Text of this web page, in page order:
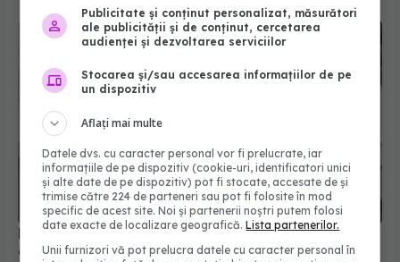
Primele 1.000 de zile ar putea decide sănătatea
creierului pentru întreaga viață
Publicitate și conținut personalizat, măsurători
ale publicității și de conținut, cercetarea
audienței și dezvoltarea serviciilor
Stocarea și/sau accesarea informațiilor de pe
un dispozitiv
Aflați mai multe
Datele dvs. cu caracter personal vor fi prelucrate, iar
informațiile de pe dispozitiv (cookie-uri, identificatori unici
și alte date de pe dispozitiv) pot fi stocate, accesate de și
trimise către 224 de parteneri sau pot fi folosite în mod
specific de acest site. Noi și partenerii noștri putem folosi
date exacte de localizare geografică.Lista partenerilor.
Unii furnizori vă pot prelucra datele cu caracter personal în